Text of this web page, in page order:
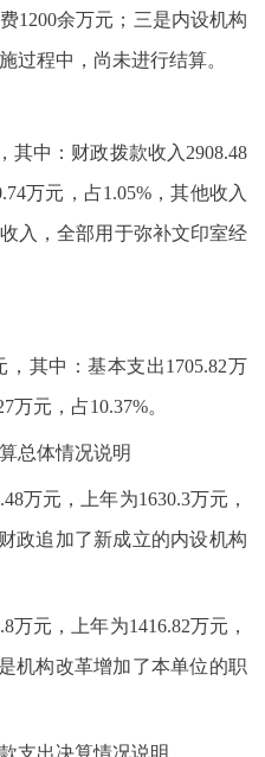
1200余万元；三是内设机构
过程中，尚未进行结算。
其中：财政拨款收入2908.48
万元，占1.05%，其他收入
入，全部用于弥补文印室经
，其中：基本支出1705.82万
万元，占10.37%。
总体情况说明
万元，上年为1630.3万元，
政追加了新成立的内设机构
万元，上年为1416.82万元，
机构改革增加了本单位的职
支出决算情况说明